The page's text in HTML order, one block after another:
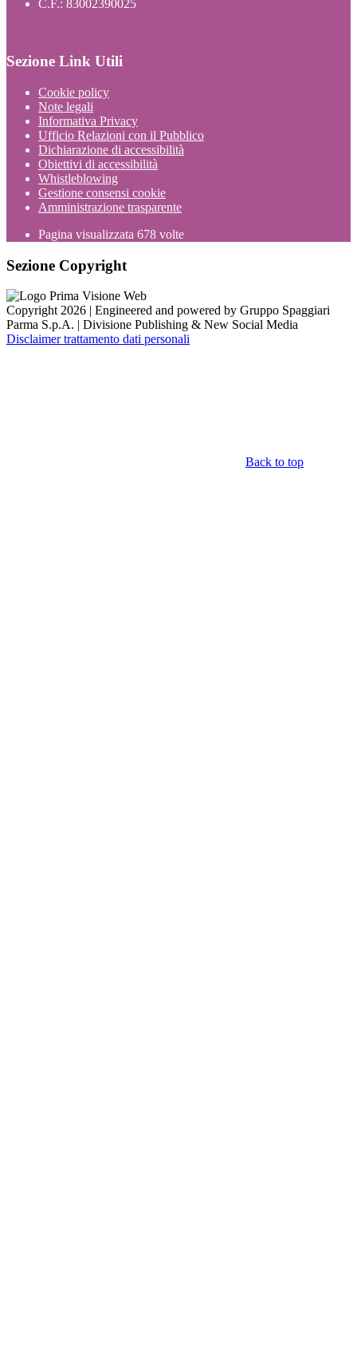
C.F.: 83002390025
Sezione Link Utili
Cookie policy
Note legali
Informativa Privacy
Ufficio Relazioni con il Pubblico
Dichiarazione di accessibilità
Obiettivi di accessibilità
Whistleblowing
Gestione consensi cookie
Amministrazione trasparente
Pagina visualizzata 678 volte
Sezione Copyright
Copyright 2026 | Engineered and powered by Gruppo Spaggiari
Parma S.p.A. | Divisione Publishing & New Social Media
Disclaimer trattamento dati personali
Back to top